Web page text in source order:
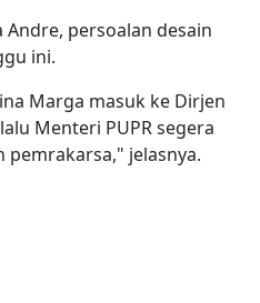
Andre, persoalan desain
ini.
Marga masuk ke Dirjen
Menteri PUPR segera
jelasnya.